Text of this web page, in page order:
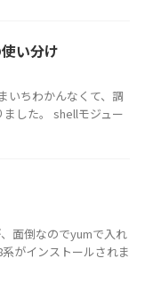
い分け
いちわかんなくて、調
した。 shellモジュー
面倒なのでyumで入れ
がインストールされま